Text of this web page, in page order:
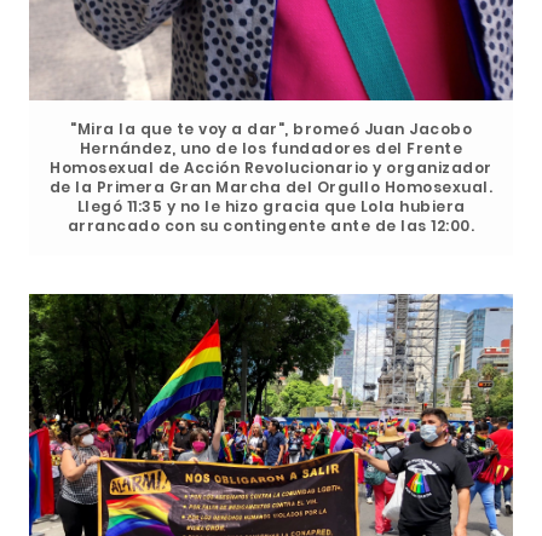
"Mira la que te voy a dar", bromeó Juan Jacobo
Hernández, uno de los fundadores del Frente
Homosexual de Acción Revolucionario y organizador
de la Primera Gran Marcha del Orgullo Homosexual.
Llegó 11:35 y no le hizo gracia que Lola hubiera
arrancado con su contingente ante de las 12:00.